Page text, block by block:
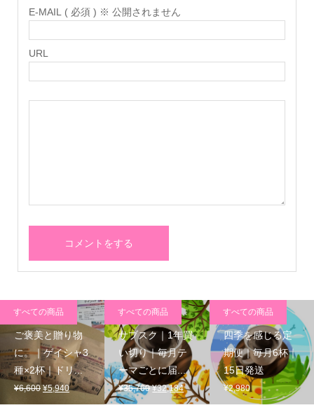
E-MAIL ( 必須 ) ※ 公開されません
URL
ご褒美と贈り物
に。｜ゲイシャ3
種×2杯｜ドリ...
¥6,600元
の
¥5,940現
在
すべての商品
サブスク｜1年買
い切り｜毎月テ
ーマごとに届...
¥35,760元
の
¥32,184現
在
すべての商品
四季を感じる定
期便｜毎月6杯｜
15日発送
¥2,980
すべての商品